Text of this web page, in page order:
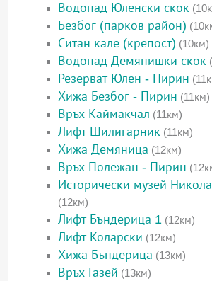
Водопад Юленски скок
Безбог (парков район)
Ситан кале (крепост) (10км)
Водопад Демянишки скок
Резерват Юлен - Пирин
Хижа Безбог - Пирин (11км)
Връх Каймакчал (11км)
Лифт Шилигарник (11км)
Хижа Демяница (12км)
Връх Полежан - Пирин
Исторически музей
(12км)
Лифт Бъндерица 1 (12км)
Лифт Коларски (12км)
Хижа Бъндерица (13км)
Връх Газей (13км)